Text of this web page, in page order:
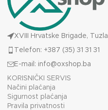
XVIII Hrvatske Brigade, Tuzla
Telefon: +387 (35) 31 31 31
E-mail: info@oxshop.ba
KORISNIČKI SERVIS
Načini plaćanja
Sigurnost plaćanja
Pravila privatnosti